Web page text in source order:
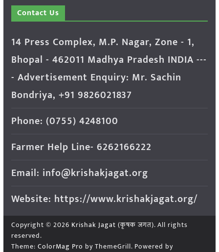
Contact Us
14 Press Complex, M.P. Nagar, Zone - 1,
Bhopal - 462011 Madhya Pradesh INDIA ---
- Advertisement Enquiry: Mr. Sachin
Bondriya, +91 9826021837
Phone: (0755) 4248100
Farmer Help Line- 6262166222
Email: info@krishakjagat.org
Website: https://www.krishakjagat.org/
Copyright © 2026 Krishak Jagat (कृषक जगत). All rights
reserved.
Theme: ColorMag Pro by ThemeGrill. Powered by